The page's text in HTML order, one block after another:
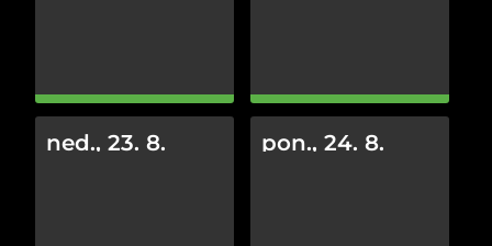
ned., 23. 8. pon., 24. 8.